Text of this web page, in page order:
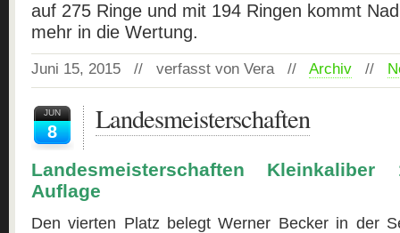
auf 275 Ringe und mit 194 Ringen kommt
mehr in die Wertung.
Juni 15, 2015 // verfasst von Vera // Archiv //
JUN
8 Landesmeisterschaften
Landesmeisterschaften Kleinkaliber
Auflage
Den vierten Platz belegt Werner Becker in der